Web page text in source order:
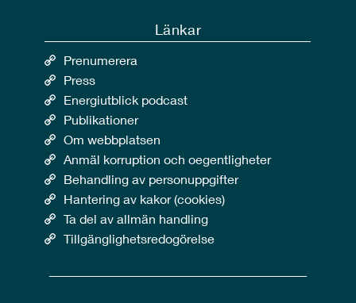
Länkar
Prenumerera
Press
Energiutblick podcast
Publikationer
Om webbplatsen
Anmäl korruption och oegentligheter
Behandling av personuppgifter
Hantering av kakor (cookies)
Ta del av allmän handling
Tillgänglighetsredogörelse